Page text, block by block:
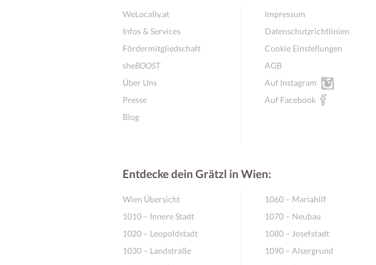
WeLocally.at
Infos & Services
Fördermitgliedschaft
sheBOOST
Über Uns
Presse
Blog
Impressum
Datenschutzrichtlinien
Cookie Einstellungen
AGB
Auf Instagram
Auf Facebook
Entdecke dein Grätzl in Wien:
Wien Übersicht
1010 – Innere Stadt
1020 – Leopoldstadt
1030 – Landstraße
1060 – Mariahilf
1070 – Neubau
1080 – Josefstadt
1090 – Alsergrund